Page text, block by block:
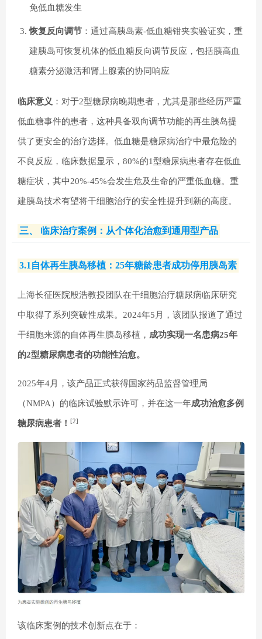
免低血糖发生
恢复反向调节 ：通过高胰岛素-低血糖钳夹实验证实，重
建胰岛可恢复机体的低血糖反向调节反应，包括胰高血
糖素分泌激活和肾上腺素的协同响应
临床意义 ：对于2型糖尿病晚期患者，尤其是那些经历严重
低血糖事件的患者，这种具备双向调节功能的再生胰岛提
供了更安全的治疗选择。低血糖是糖尿病治疗中最危险的
不良反应，临床数据显示，80%的1型糖尿病患者存在低血
糖症状，其中20%-45%会发生危及生命的严重低血糖。重
建胰岛技术有望将干细胞治疗的安全性提升到新的高度。
三、 临床治疗案例：从个体化治愈到通用型产品
3.1自体再生胰岛移植：25年糖龄患者成功停用胰岛素
上海长征医院殷浩教授团队在干细胞治疗糖尿病临床研究
中取得了系列突破性成果。2024年5月，该团队报道了通过
干细胞来源的自体再生胰岛移植， 成功实现一名患病25年
的2型糖尿病患者的功能性治愈。
2025年4月，该产品正式获得国家药品监督管理局
（NMPA）的临床试验默示许可，并在这一年成功治愈多例
糖尿病患者！ [2]
该临床案例的技术创新点在于：